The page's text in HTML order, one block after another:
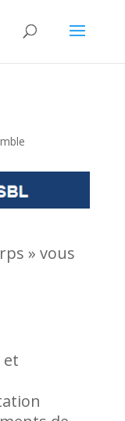
» vous
et